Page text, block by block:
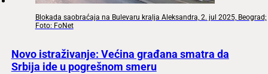
Blokada saobraćaja na Bulevaru kralja Aleksandra, 2. jul 2025, Beograd;
Foto: FoNet
Novo istraživanje: Većina građana smatra da
Srbija ide u pogrešnom smeru